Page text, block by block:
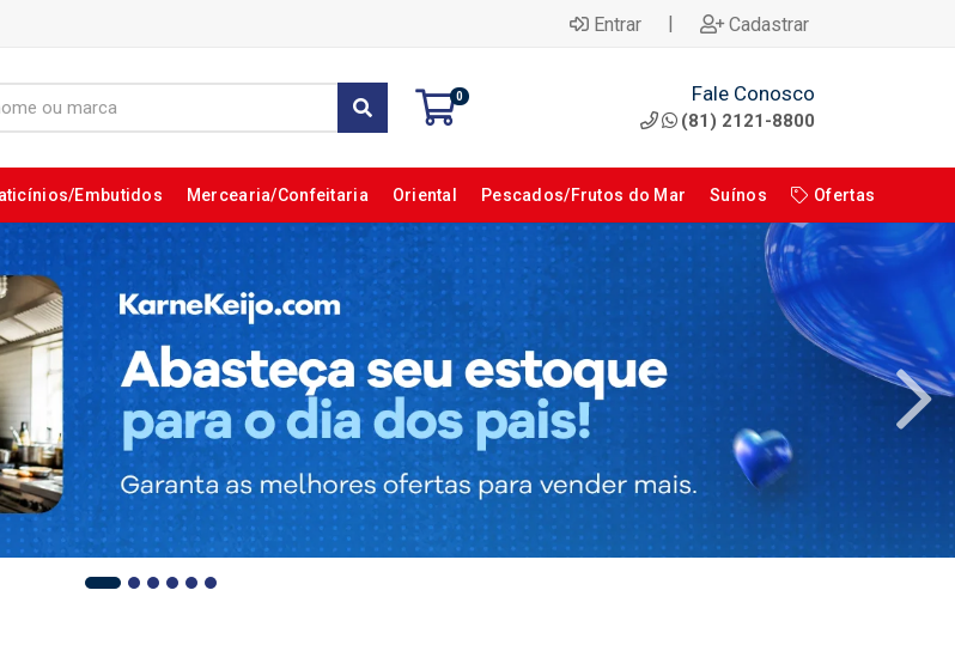
Entrar | Cadastrar
0 Fale Conosco
(81) 2121-8800
Embutidos Mercearia/Confeitaria Oriental Pescados/Frutos do Mar Suínos Ofertas